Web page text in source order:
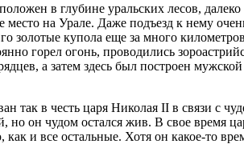
в глубине уральских лесов,
место на Урале. Даже подъезд к нему
золотые купола еще за много
горел огонь, проводились
а затем здесь был построен
так в честь царя Николая II в связи с
но он чудом остался жив. В свое время
и все остальные. Хотя он какое-то